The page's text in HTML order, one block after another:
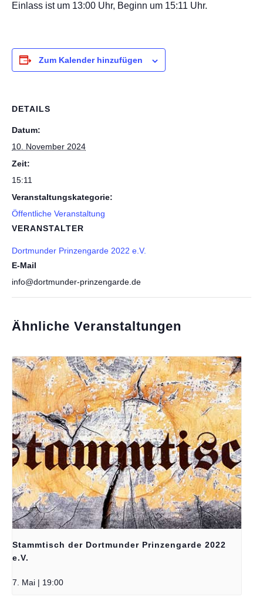
Einlass ist um 13:00 Uhr, Beginn um 15:11 Uhr.
Zum Kalender hinzufügen
DETAILS
Datum:
10. November 2024
Zeit:
15:11
Veranstaltungskategorie:
Öffentliche Veranstaltung
VERANSTALTER
Dortmunder Prinzengarde 2022 e.V.
E-Mail
info@dortmunder-prinzengarde.de
Ähnliche Veranstaltungen
Stammtisch der Dortmunder Prinzengarde 2022
e.V.
7. Mai | 19:00